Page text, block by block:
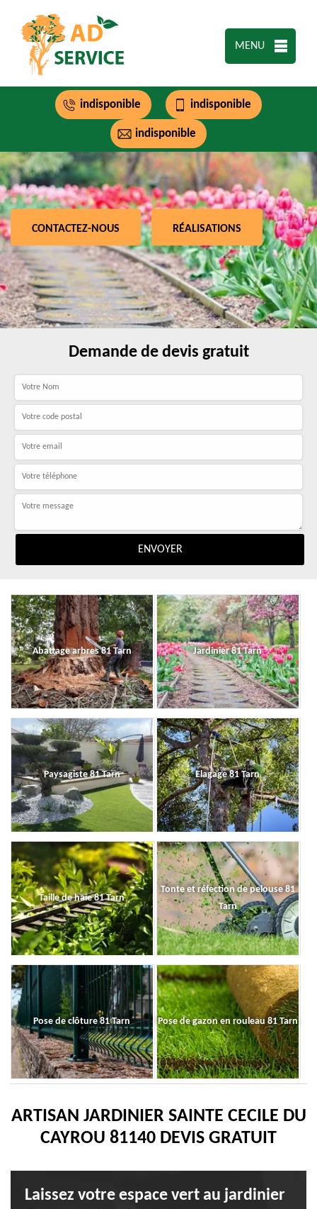
MENU
indisponible indisponible
indisponible
CONTACTEZ-NOUS RÉALISATIONS
Demande de devis gratuit
Abattage arbres 81 Tarn Jardinier 81 Tarn
Paysagiste 81 Tarn Elagage 81 Tarn
Taille de haie 81 Tarn
Tonte et réfection de pelouse 81
Tarn
Pose de clôture 81 Tarn Pose de gazon en rouleau 81 Tarn
ARTISAN JARDINIER SAINTE CECILE DU
CAYROU 81140 DEVIS GRATUIT
Laissez votre espace vert au jardinier